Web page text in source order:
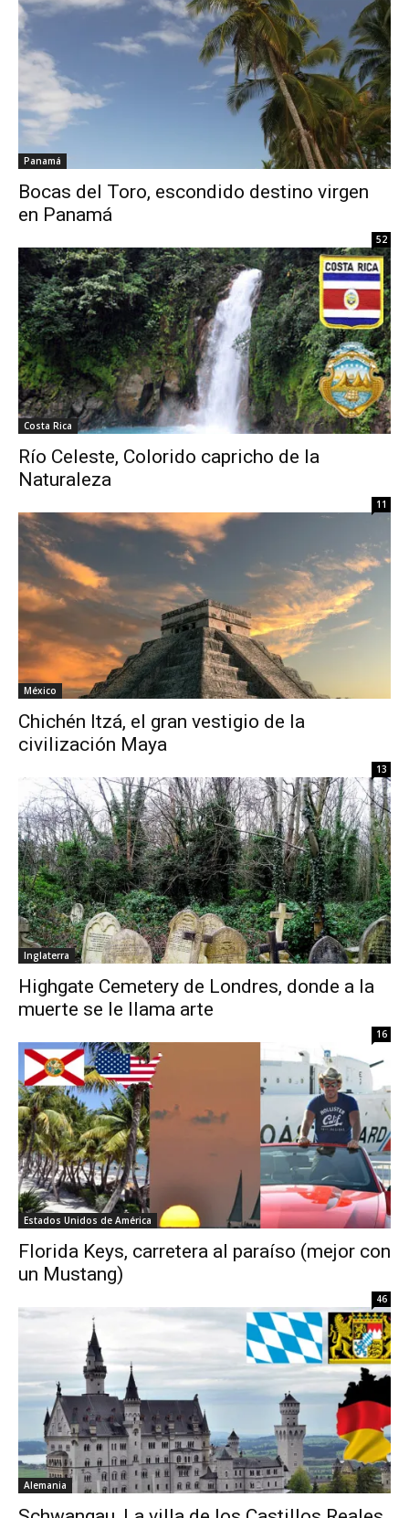
Panamá
Bocas del Toro, escondido destino virgen
en Panamá
52
Costa Rica
Río Celeste, Colorido capricho de la
Naturaleza
11
México
Chichén Itzá, el gran vestigio de la
civilización Maya
13
Inglaterra
Highgate Cemetery de Londres, donde a la
muerte se le llama arte
16
Estados Unidos de América
Florida Keys, carretera al paraíso (mejor con
un Mustang)
46
Alemania